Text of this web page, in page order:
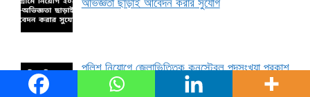
অভিজ্ঞতা ছাড়াই আবেদন করার সুযোগ
পুলিশ নিয়োগে জেলাভিত্তিক কনস্টেবল পদসংখ্যা প্রকাশ